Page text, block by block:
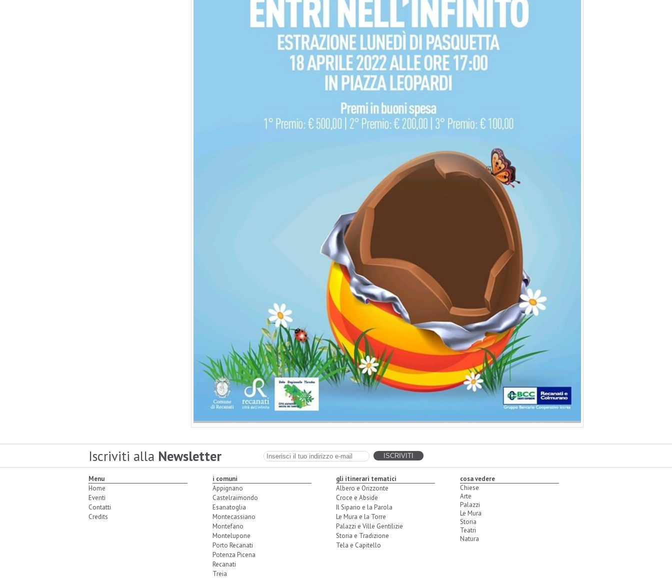
Iscriviti alla Newsletter
Menu
Home
Eventi
Contatti
Credits
i comuni
Appignano
Castelraimondo
Esanatoglia
Montecassiano
Montefano
Montelupone
Porto Recanati
Potenza Picena
Recanati
Treia
gli itinerari tematici
Albero e Orizzonte
Croce e Abside
Il Sipario e la Parola
Le Mura e la Torre
Palazzi e Ville Gentilizie
Storia e Tradizione
Tela e Capitello
cosa vedere
Chiese
Arte
Palazzi
Le Mura
Storia
Teatri
Natura